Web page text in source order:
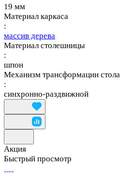
19 мм
Материал каркаса
:
массив дерева
Материал столешницы
:
шпон
Механизм трансформации стола
:
синхронно-раздвижной
Акция
Быстрый просмотр